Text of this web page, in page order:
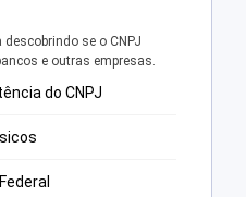
se o CNPJ
e outras empresas.
do CNPJ